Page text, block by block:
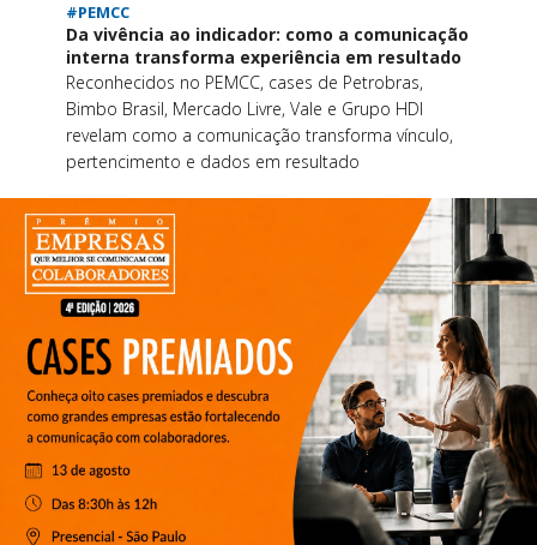
#PEMCC
Da vivência ao indicador: como a comunicação
interna transforma experiência em resultado
Reconhecidos no PEMCC, cases de Petrobras,
Bimbo Brasil, Mercado Livre, Vale e Grupo HDI
revelam como a comunicação transforma vínculo,
pertencimento e dados em resultado